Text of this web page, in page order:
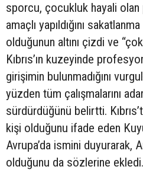
sporcu, çocukluk hayali
amaçlı yapıldığını
olduğunun altını çizdi ve
Kıbrıs’ın kuzeyinde
girişimin bulunmadığını
yüzden tüm çalışmalarını
sürdürdüğünü belirtti.
kişi olduğunu ifade eden
Avrupa’da ismini duyurarak,
olduğunu da sözlerine ekledi.